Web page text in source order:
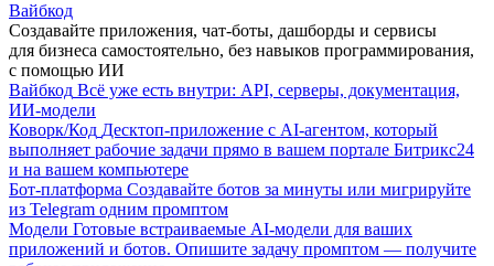
Вайбкод
Создавайте приложения, чат-боты, дашборды и сервисы
для бизнеса самостоятельно, без навыков программирования,
с помощью ИИ
Вайбкод Всё уже есть внутри: API, серверы, документация,
ИИ-модели
Коворк/Код Десктоп-приложение с AI-агентом, который
выполняет рабочие задачи прямо в вашем портале Битрикс24
и на вашем компьютере
Бот-платформа Создавайте ботов за минуты или мигрируйте
из Telegram одним промптом
Модели Готовые встраиваемые AI-модели для ваших
приложений и ботов. Опишите задачу промптом — получите